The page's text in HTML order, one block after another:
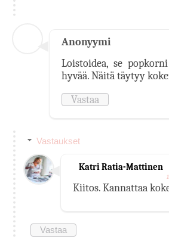
Anonyymi
Loistoidea, se
hyvää. Näitä täytyy
Vastaa
Vastaukset
Katri Ratia-Mattinen
Kiitos. Kannattaa
Vastaa